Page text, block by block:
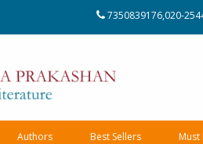
7350839176,020-
Authors Best Sellers Must